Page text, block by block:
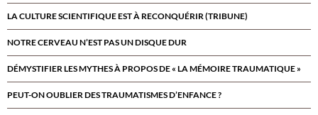
LA CULTURE SCIENTIFIQUE EST À RECONQUÉRIR (TRIBUNE)
NOTRE CERVEAU N’EST PAS UN DISQUE DUR
DÉMYSTIFIER LES MYTHES À PROPOS DE « LA MÉMOIRE TRAUMATIQUE »
PEUT-ON OUBLIER DES TRAUMATISMES D’ENFANCE ?